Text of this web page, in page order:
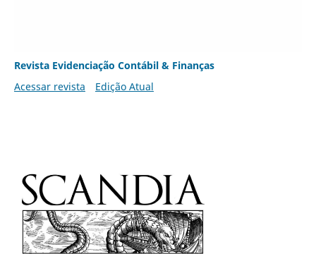
Revista Evidenciação Contábil & Finanças
Acessar revista
Edição Atual